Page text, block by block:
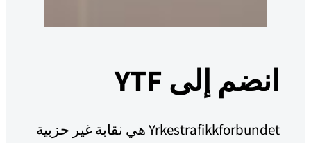
انضم إلى YTF
Yrkestrafikkforbundet هي نقابة غير حزبية